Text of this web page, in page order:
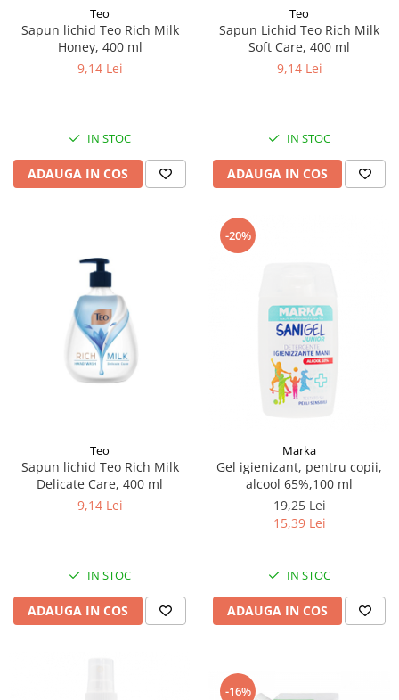
Teo
Sapun lichid Teo Rich Milk
Honey, 400 ml
9,14 Lei
IN STOC
ADAUGA IN COS
Teo
Sapun Lichid Teo Rich Milk
Soft Care, 400 ml
9,14 Lei
IN STOC
ADAUGA IN COS
Teo
Sapun lichid Teo Rich Milk
Delicate Care, 400 ml
9,14 Lei
IN STOC
ADAUGA IN COS
-20%
Marka
Gel igienizant, pentru copii,
alcool 65%,100 ml
19,25 Lei
15,39 Lei
IN STOC
ADAUGA IN COS
-16%